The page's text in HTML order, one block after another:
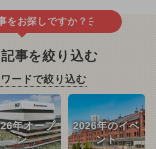
をお探しですか？
事を絞り込む
ードで絞り込む
年オープ
ン
2026年のイベ
ント